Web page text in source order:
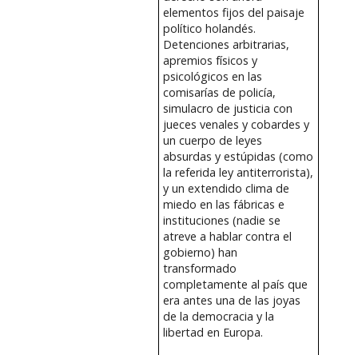
elementos fijos del paisaje
político holandés.
Detenciones arbitrarias,
apremios físicos y
psicológicos en las
comisarías de policía,
simulacro de justicia con
jueces venales y cobardes y
un cuerpo de leyes
absurdas y estúpidas (como
la referida ley antiterrorista),
y un extendido clima de
miedo en las fábricas e
instituciones (nadie se
atreve a hablar contra el
gobierno) han
transformado
completamente al país que
era antes una de las joyas
de la democracia y la
libertad en Europa.